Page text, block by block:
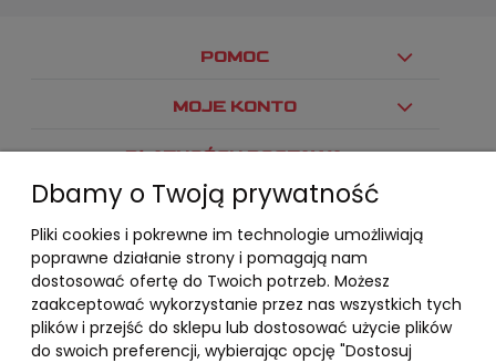
POMOC
MOJE KONTO
PŁATNOŚCI I DOSTAWA
INFORMACJE
O NAS
Dbamy o Twoją prywatność
Pliki cookies i pokrewne im technologie umożliwiają
poprawne działanie strony i pomagają nam
dostosować ofertę do Twoich potrzeb. Możesz
zaakceptować wykorzystanie przez nas wszystkich tych
plików i przejść do sklepu lub dostosować użycie plików
do swoich preferencji, wybierając opcję "Dostosuj